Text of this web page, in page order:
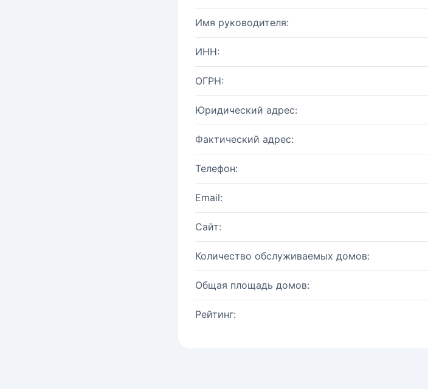
Имя руководителя:
ИНН:
ОГРН:
Юридический адрес:
Фактический адрес:
Телефон:
Email:
Сайт:
Количество обслуживаемых домов:
Общая площадь домов:
Рейтинг: